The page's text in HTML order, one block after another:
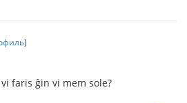
)
faris ĝin vi mem sole?